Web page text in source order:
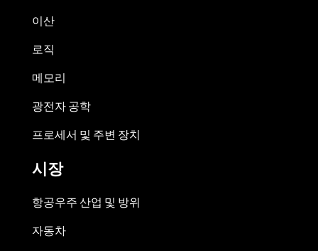
이산
로직
메모리
광전자 공학
프로세서 및 주변 장치
시장
항공우주 산업 및 방위
자동차